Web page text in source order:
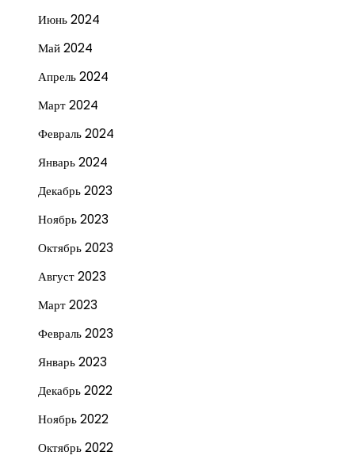
Июнь 2024
Май 2024
Апрель 2024
Март 2024
Февраль 2024
Январь 2024
Декабрь 2023
Ноябрь 2023
Октябрь 2023
Август 2023
Март 2023
Февраль 2023
Январь 2023
Декабрь 2022
Ноябрь 2022
Октябрь 2022